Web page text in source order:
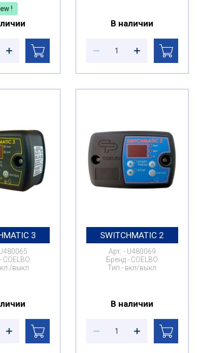
!
В наличии
3
COELBO
выкл
SWITCHMATIC 2
Арт.
U480069
Бренд
COELBO
Тип
вкл/выкл
В наличии